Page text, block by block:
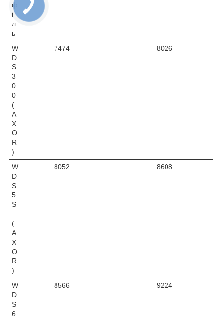
ф
і
л
ь
W
D
S
3
0
0
(
A
X
O
R
)
7474 8026
W
D
S
5
S
(
A
X
O
R
)
8052 8608
W
D
S
6
8566 9224